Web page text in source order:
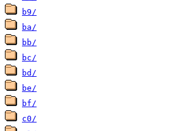
b9/
ba/
bb/
bc/
bd/
be/
bf/
c0/